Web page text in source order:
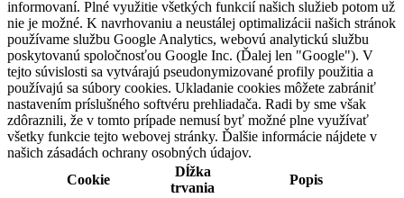
informovaní. Plné využitie všetkých funkcií našich služieb potom už
nie je možné. K navrhovaniu a neustálej optimalizácii našich stránok
používame službu Google Analytics, webovú analytickú službu
poskytovanú spoločnosťou Google Inc. (Ďalej len "Google"). V
tejto súvislosti sa vytvárajú pseudonymizované profily použitia a
používajú sa súbory cookies. Ukladanie cookies môžete zabrániť
nastavením príslušného softvéru prehliadača. Radi by sme však
zdôraznili, že v tomto prípade nemusí byť možné plne využívať
všetky funkcie tejto webovej stránky. Ďalšie informácie nájdete v
našich zásadách ochrany osobných údajov.
Cookie
Dĺžka
trvania
Popis